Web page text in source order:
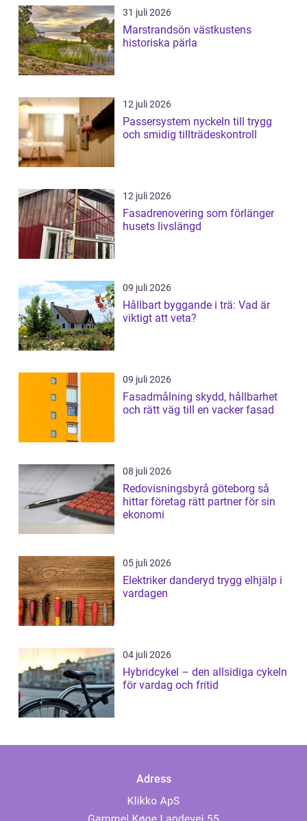
31 juli 2026
Marstrandsön västkustens
historiska pärla
12 juli 2026
Passersystem nyckeln till trygg
och smidig tillträdeskontroll
12 juli 2026
Fasadrenovering som förlänger
husets livslängd
09 juli 2026
Hållbart byggande i trä: Vad är
viktigt att veta?
09 juli 2026
Fasadmålning skydd, hållbarhet
och rätt väg till en vacker fasad
08 juli 2026
Redovisningsbyrå göteborg så
hittar företag rätt partner för sin
ekonomi
05 juli 2026
Elektriker danderyd trygg elhjälp i
vardagen
04 juli 2026
Hybridcykel – den allsidiga cykeln
för vardag och fritid
Adress